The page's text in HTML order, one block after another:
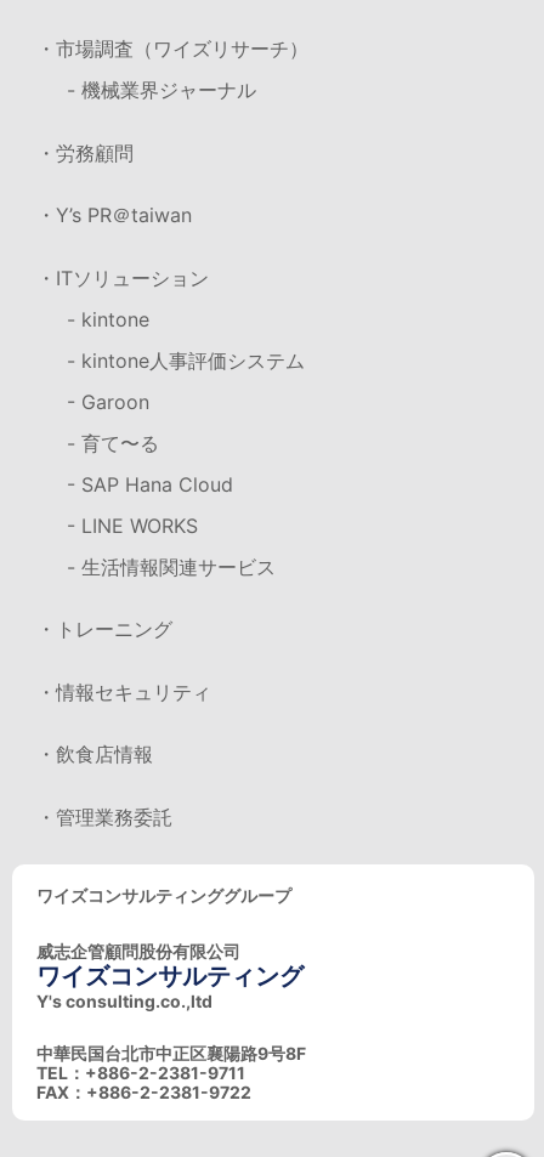
・市場調査（ワイズリサーチ）
- 機械業界ジャーナル
・労務顧問
・Y’s PR＠taiwan
・ITソリューション
- kintone
- kintone人事評価システム
- Garoon
- 育て〜る
- SAP Hana Cloud
- LINE WORKS
- 生活情報関連サービス
・トレーニング
・情報セキュリティ
・飲食店情報
・管理業務委託
ワイズコンサルティンググループ
威志企管顧問股份有限公司
ワイズコンサルティング
Y's consulting.co.,ltd
中華民国台北市中正区襄陽路9号8F
TEL：+886-2-2381-9711
FAX：+886-2-2381-9722